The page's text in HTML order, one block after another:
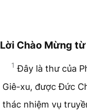
Lời Chào Mừng
1 Đây là thư của
Giê-xu, được Đức
thác nhiệm vụ